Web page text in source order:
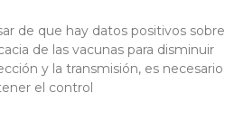
de que hay datos positivos sobre
de las vacunas para disminuir
y la transmisión, es necesario
el control